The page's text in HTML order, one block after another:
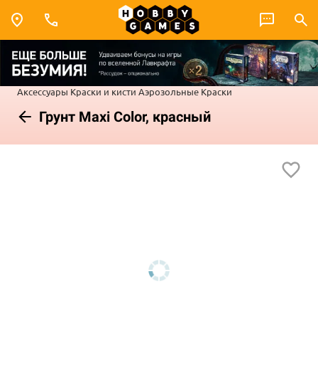
Аксессуары Краски и кисти Аэрозольные Краски
Грунт Maxi Color, красный